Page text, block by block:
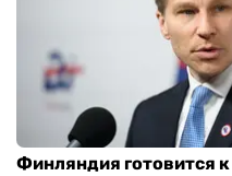
Финляндия готовится к